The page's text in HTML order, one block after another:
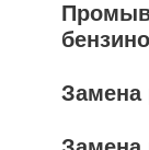
Замена